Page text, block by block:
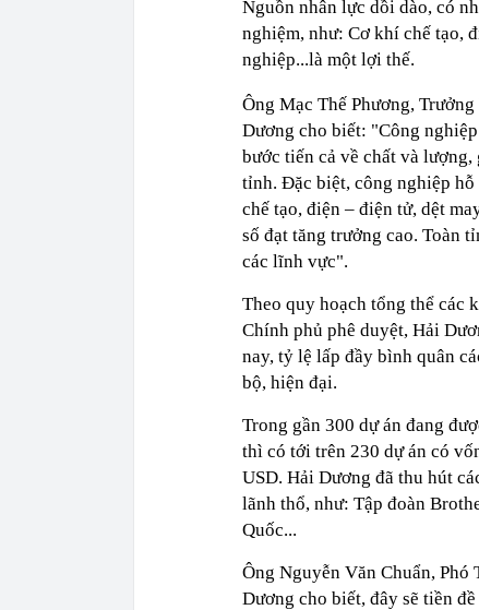
Nguồn nhân lực dồi dào, có
nghiệm, như: Cơ khí chế tạo,
nghiệp...là một lợi thế.
Ông Mạc Thế Phương,
Dương cho biết: "Công
bước tiến cả về chất và
tỉnh. Đặc biệt, công nghiệp
chế tạo, điện – điện tử, dệt
số đạt tăng trưởng cao. Toàn
các lĩnh vực".
Theo quy hoạch tổng thể các
Chính phủ phê duyệt, Hải
nay, tỷ lệ lấp đầy bình quân
bộ, hiện đại.
Trong gần 300 dự án đang
thì có tới trên 230 dự án có
USD. Hải Dương đã thu hút
lãnh thổ, như: Tập đoàn
Quốc...
Ông Nguyễn Văn Chuẩn,
Dương cho biết, đây sẽ tiền